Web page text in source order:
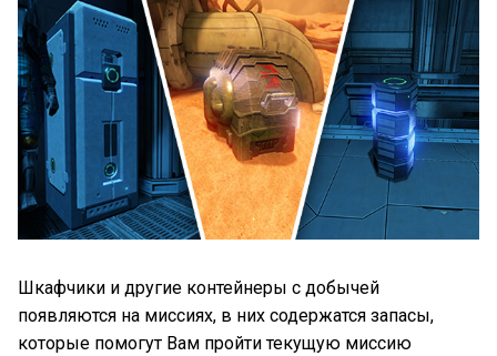
Шкафчики и другие контейнеры с добычей
появляются на миссиях, в них содержатся запасы,
которые помогут Вам пройти текущую миссию